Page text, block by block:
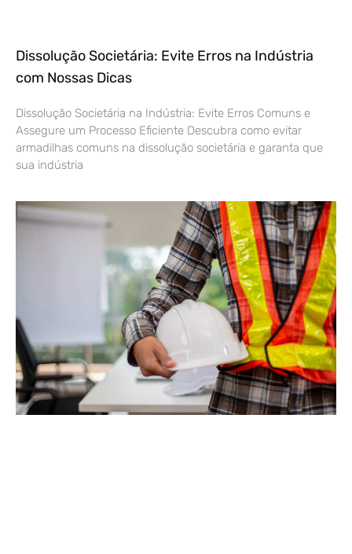
Dissolução Societária: Evite Erros na Indústria
com Nossas Dicas
Dissolução Societária na Indústria: Evite Erros Comuns e
Assegure um Processo Eficiente Descubra como evitar
armadilhas comuns na dissolução societária e garanta que
sua indústria